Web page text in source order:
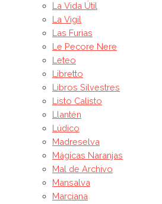
La Vida Útil
La Vigil
Las Furias
Le Pecore Nere
Leteo
Libretto
Libros Silvestres
Listo Calisto
Llantén
Lúdico
Madreselva
Mágicas Naranjas
Mal de Archivo
Mansalva
Marciana